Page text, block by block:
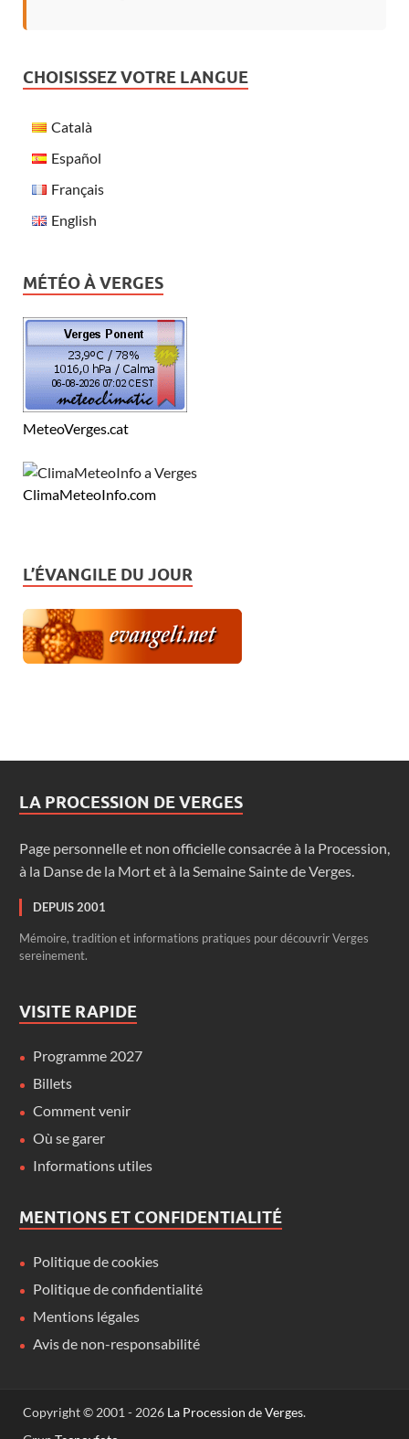
CHOISISSEZ VOTRE LANGUE
Català
Español
Français
English
MÉTÉO À VERGES
MeteoVerges.cat
ClimaMeteoInfo.com
L’ÉVANGILE DU JOUR
LA PROCESSION DE VERGES
Page personnelle et non officielle consacrée à la Procession,
à la Danse de la Mort et à la Semaine Sainte de Verges.
DEPUIS 2001
Mémoire, tradition et informations pratiques pour découvrir Verges
sereinement.
VISITE RAPIDE
Programme 2027
Billets
Comment venir
Où se garer
Informations utiles
MENTIONS ET CONFIDENTIALITÉ
Politique de cookies
Politique de confidentialité
Mentions légales
Avis de non-responsabilité
Copyright © 2001 - 2026 La Procession de Verges.